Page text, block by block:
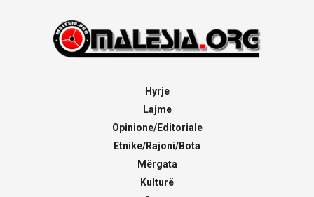
Hyrje
Lajme
Opinione/Editoriale
Etnike/Rajoni/Bota
Mërgata
Kulturë